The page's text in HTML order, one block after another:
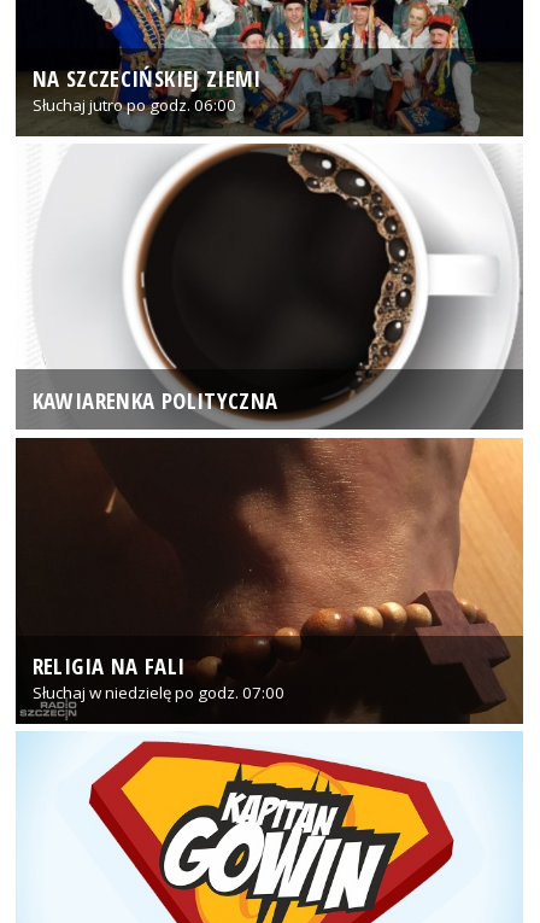
NA SZCZECIŃSKIEJ ZIEMI
Słuchaj jutro po godz. 06:00
KAWIARENKA POLITYCZNA
RELIGIA NA FALI
Słuchaj w niedzielę po godz. 07:00